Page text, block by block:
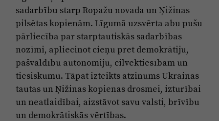
Jūrmala
Par laikrakstu
Ētikas kodekss
Lietošanas noteikumi
Pārredzamības paziņojumi
Sludinājumi
sadarbību starp Ropažu novada un Ņižinas
pilsētas kopienām. Līgumā uzsvērta abu pušu
pārliecība par starptautiskās sadarbības
nozīmi, apliecinot cieņu pret demokrātiju,
pašvaldību autonomiju, cilvēktiesībām un
tiesiskumu. Tāpat izteikts atzinums Ukrainas
tautas un Ņižinas kopienas drosmei, izturībai
un neatlaidībai, aizstāvot savu valsti, brīvību
un demokrātiskās vērtības.